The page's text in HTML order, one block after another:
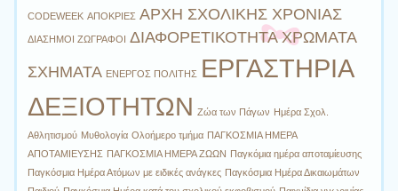
CODEWEEK ΑΠΟΚΡΙΕΣ ΑΡΧΗ ΣΧΟΛΙΚΗΣ ΧΡΟΝΙΑΣ
ΔΙΑΣΗΜΟΙ ΖΩΓΡΑΦΟΙ ΔΙΑΦΟΡΕΤΙΚΟΤΗΤΑ ΧΡΩΜΑΤΑ
ΣΧΗΜΑΤΑ ΕΝΕΡΓΟΣ ΠΟΛΙΤΗΣ ΕΡΓΑΣΤΗΡΙΑ
ΔΕΞΙΟΤΗΤΩΝ Ζώα των Πάγων Ημέρα Σχολ.
Αθλητισμού Μυθολογία Ολοήμερο τμήμα ΠΑΓΚΟΣΜΙΑ ΗΜΕΡΑ
ΑΠΟΤΑΜΙΕΥΣΗΣ ΠΑΓΚΟΣΜΙΑ ΗΜΕΡΑ ΖΩΩΝ Παγκόμια ημέρα αποταμίευσης
Παγκόσμια Ημέρα Ατόμων με ειδικές ανάγκες Παγκόσμια Ημέρα Δικαιωμάτων